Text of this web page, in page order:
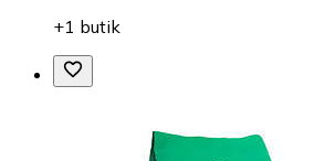
+1 butik